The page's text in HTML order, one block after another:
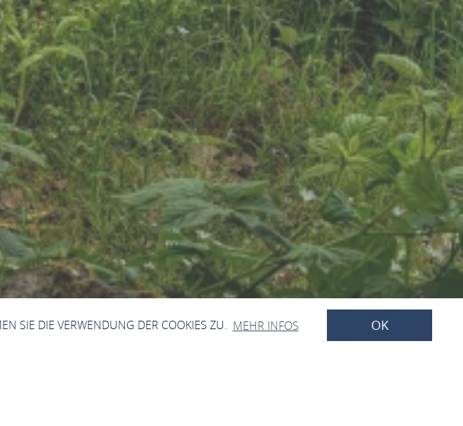
SIE DIE VERWENDUNG DER COOKIES ZU. MEHR INFOS OK